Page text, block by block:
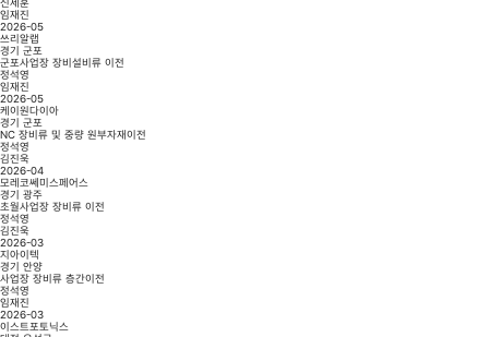
신세훈
임재진
2026-05
쓰리알랩
경기 군포
군포사업장 장비설비류 이전
정석영
임재진
2026-05
케이원다이아
경기 군포
NC 장비류 및 중량 원부자재이전
정석영
김진욱
2026-04
모레코쎄미스페어스
경기 광주
초월사업장 장비류 이전
정석영
김진욱
2026-03
지아이텍
경기 안양
사업장 장비류 층간이전
정석영
임재진
2026-03
이스트포토닉스